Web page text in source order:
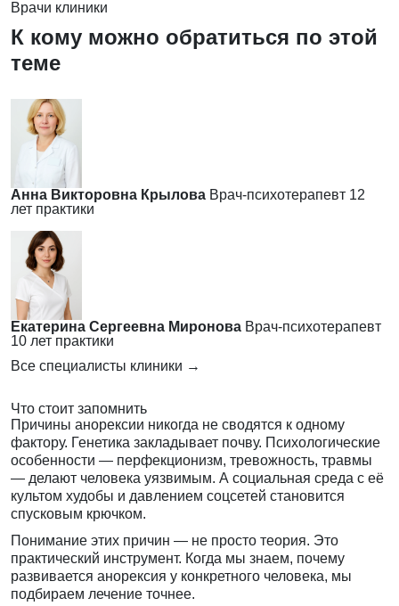
Врачи клиники
К кому можно обратиться по этой
теме
Анна Викторовна Крылова Врач-психотерапевт 12
лет практики
Екатерина Сергеевна Миронова Врач-психотерапевт
10 лет практики
Все специалисты клиники →
Что стоит запомнить
Причины анорексии никогда не сводятся к одному
фактору. Генетика закладывает почву. Психологические
особенности — перфекционизм, тревожность, травмы
— делают человека уязвимым. А социальная среда с её
культом худобы и давлением соцсетей становится
спусковым крючком.
Понимание этих причин — не просто теория. Это
практический инструмент. Когда мы знаем, почему
развивается анорексия у конкретного человека, мы
подбираем лечение точнее.